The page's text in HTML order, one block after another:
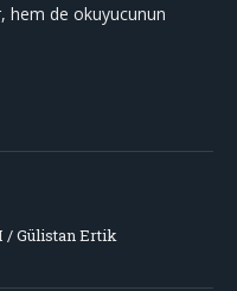
hem de okuyucunun
/ Gülistan Ertik